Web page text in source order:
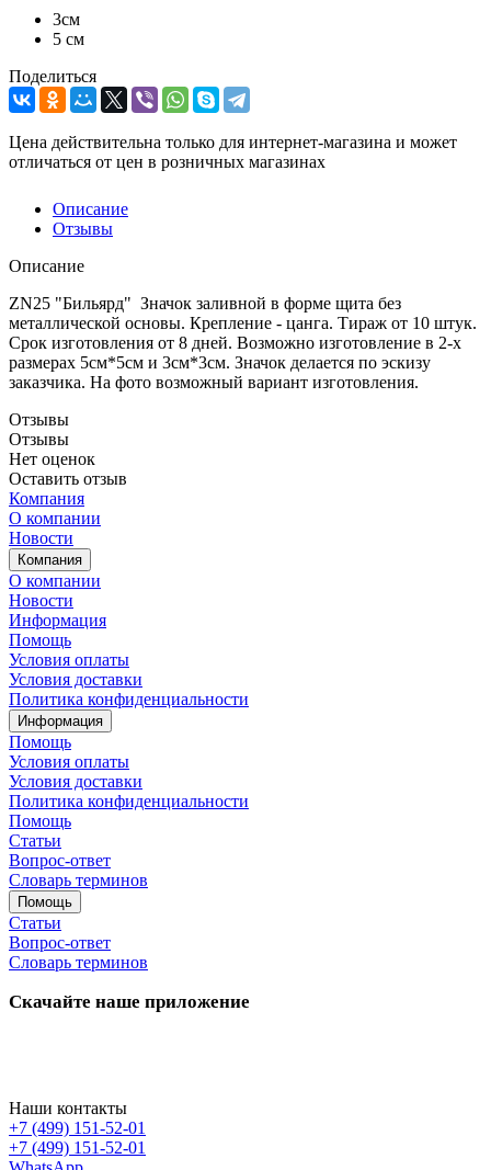
3см
5 см
Поделиться
Цена действительна только для интернет-магазина и может
отличаться от цен в розничных магазинах
Описание
Отзывы
Описание
ZN25 "Бильярд" Значок заливной в форме щита без
металлической основы. Крепление - цанга. Тираж от 10 штук.
Срок изготовления от 8 дней. Возможно изготовление в 2-х
размерах 5см*5см и 3см*3см. Значок делается по эскизу
заказчика. На фото возможный вариант изготовления.
Отзывы
Отзывы
Нет оценок
Оставить отзыв
Компания
О компании
Новости
Компания
О компании
Новости
Информация
Помощь
Условия оплаты
Условия доставки
Политика конфиденциальности
Информация
Помощь
Условия оплаты
Условия доставки
Политика конфиденциальности
Помощь
Статьи
Вопрос-ответ
Словарь терминов
Помощь
Статьи
Вопрос-ответ
Словарь терминов
Скачайте наше приложение
Наши контакты
+7 (499) 151-52-01
+7 (499) 151-52-01